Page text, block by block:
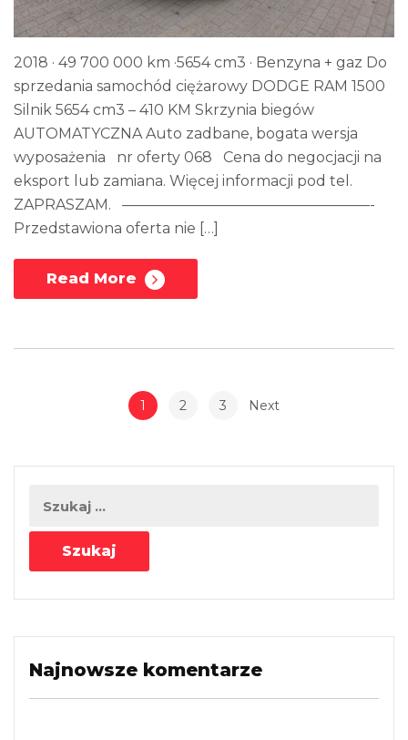
2018 · 49 700 000 km ·5654 cm3 · Benzyna + gaz Do
sprzedania samochód ciężarowy DODGE RAM 1500
Silnik 5654 cm3 – 410 KM Skrzynia biegów
AUTOMATYCZNA Auto zadbane, bogata wersja
wyposażenia nr oferty 068 Cena do negocjacji na
eksport lub zamiana. Więcej informacji pod tel.
ZAPRASZAM. —————————————————-
Przedstawiona oferta nie […]
Read More
1 2 3 Next
Najnowsze komentarze